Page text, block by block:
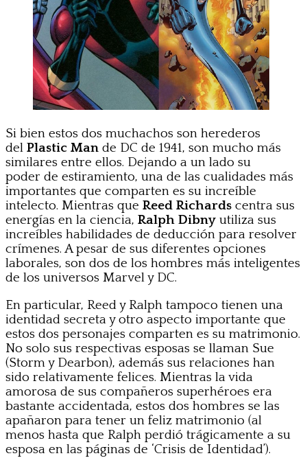
Si bien estos dos muchachos son herederos
del Plastic Man de DC de 1941, son mucho más
similares entre ellos. Dejando a un lado su
poder de estiramiento, una de las cualidades más
importantes que comparten es su increíble
intelecto. Mientras que Reed Richards centra sus
energías en la ciencia, Ralph Dibny utiliza sus
increíbles habilidades de deducción para resolver
crímenes. A pesar de sus diferentes opciones
laborales, son dos de los hombres más inteligentes
de los universos Marvel y DC.
En particular, Reed y Ralph tampoco tienen una
identidad secreta y otro aspecto importante que
estos dos personajes comparten es su matrimonio.
No solo sus respectivas esposas se llaman Sue
(Storm y Dearbon), además sus relaciones han
sido relativamente felices. Mientras la vida
amorosa de sus compañeros superhéroes era
bastante accidentada, estos dos hombres se las
apañaron para tener un feliz matrimonio (al
menos hasta que Ralph perdió trágicamente a su
esposa en las páginas de ‘Crisis de Identidad’).